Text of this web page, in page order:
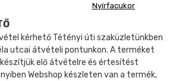
Nyírfacukor
kérhető Tétényi úti szaküzletünkben
utcai átvételi pontunkon. A terméket
elő átvételre és értesítést
Webshop készleten van a termék,